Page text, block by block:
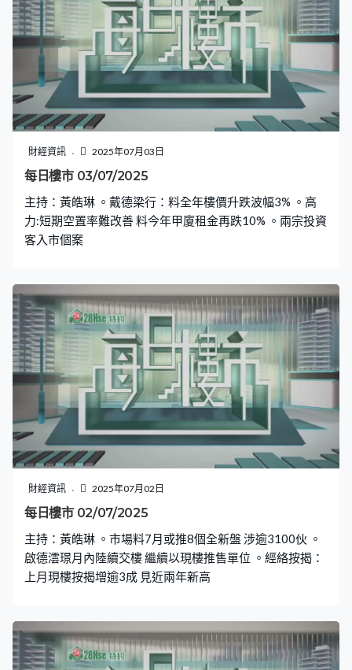
財經資訊 2025年07月03日
每日樓市 03/07/2025
主持：黃皓琳 。戴德梁行：料全年樓價升跌波幅3% 。高
力:短期空置率難改善 料今年甲廈租金再跌10% 。兩宗投資
客入市個案
財經資訊 2025年07月02日
每日樓市 02/07/2025
主持：黃皓琳 。市場料7月或推8個全新盤 涉逾3100伙 。
啟德澐璟月內陸續交樓 繼續以現樓推售單位 。經絡按揭：
上月現樓按揭增逾3成 見近兩年新高